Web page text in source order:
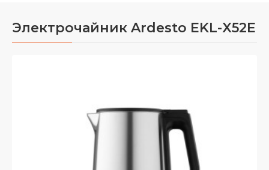
Электрочайник Ardesto EKL-X52E